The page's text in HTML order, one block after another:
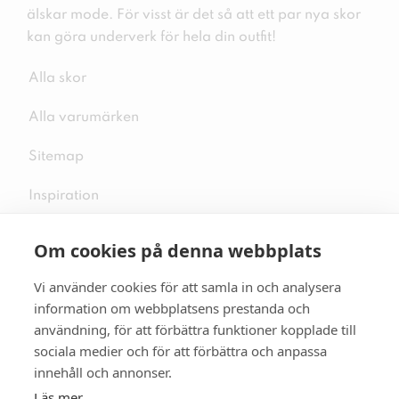
Om cookies på denna webbplats
Vi använder cookies för att samla in och analysera
information om webbplatsens prestanda och
användning, för att förbättra funktioner kopplade till
sociala medier och för att förbättra och anpassa
innehåll och annonser.
älskar mode. För visst är det så att ett par nya skor
kan göra underverk för hela din outfit!
Alla skor
Alla varumärken
Sitemap
Inspiration
Följ oss på sociala medier
Se mer skor: skopunkten.se